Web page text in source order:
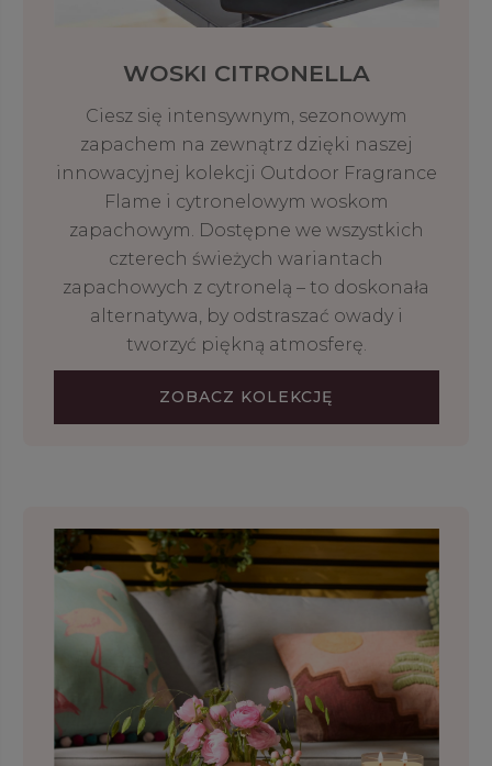
WOSKI CITRONELLA
Ciesz się intensywnym, sezonowym
zapachem na zewnątrz dzięki naszej
innowacyjnej kolekcji Outdoor Fragrance
Flame i cytronelowym woskom
zapachowym. Dostępne we wszystkich
czterech świeżych wariantach
zapachowych z cytronelą – to doskonała
alternatywa, by odstraszać owady i
tworzyć piękną atmosferę.
ZOBACZ KOLEKCJĘ